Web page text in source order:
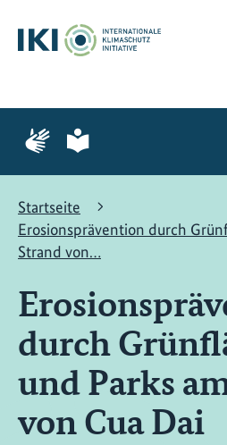
Hauptinhalt
springen
Suche
springen
Hauptnavigation
springen
Zur
Seite
Gebärdensprache
Zur
Seite
leichte
Startseite
Erosionsprävention durch
Strand von…
durch
und Parks
von Cua Dai